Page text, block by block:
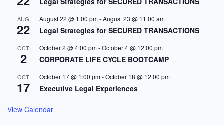
AUG
22
August 22 @ 1:00 pm-August 23 @ 11:00 am
Legal Strategies for SECURED TRANSACTIONS
OCT
2
October 2 @ 4:00 pm-October 4 @ 12:00 pm
CORPORATE LIFE CYCLE BOOTCAMP
OCT
17
October 17 @ 1:00 pm-October 18 @ 12:00 pm
Executive Legal Experiences
View Calendar